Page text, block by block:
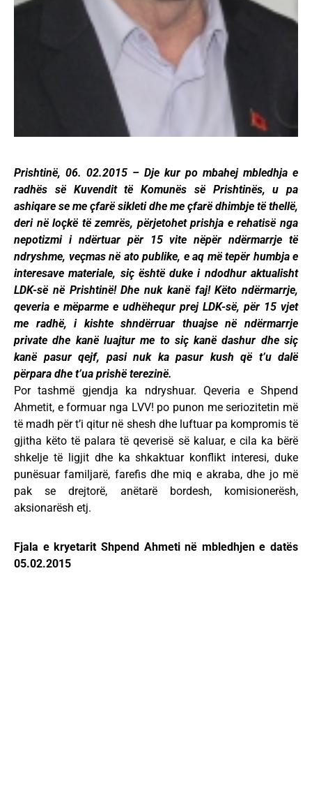
Prishtinë, 06. 02.2015 – Dje kur po mbahej mbledhja e
radhës së Kuvendit të Komunës së Prishtinës, u pa
ashiqare se me çfarë sikleti dhe me çfarë dhimbje të thellë,
deri në loçkë të zemrës, përjetohet prishja e rehatisë nga
nepotizmi i ndërtuar për 15 vite nëpër ndërmarrje të
ndryshme, veçmas në ato publike, e aq më tepër humbja e
interesave materiale, siç është duke i ndodhur aktualisht
LDK-së në Prishtinë! Dhe nuk kanë faj! Këto ndërmarrje,
qeveria e mëparme e udhëhequr prej LDK-së, për 15 vjet
me radhë, i kishte shndërruar thuajse në ndërmarrje
private dhe kanë luajtur me to siç kanë dashur dhe siç
kanë pasur qejf, pasi nuk ka pasur kush që t’u dalë
përpara dhe t’ua prishë terezinë.
Por tashmë gjendja ka ndryshuar. Qeveria e Shpend
Ahmetit, e formuar nga LVV! po punon me seriozitetin më
të madh për t’i qitur në shesh dhe luftuar pa kompromis të
gjitha këto të palara të qeverisë së kaluar, e cila ka bërë
shkelje të ligjit dhe ka shkaktuar konflikt interesi, duke
punësuar familjarë, farefis dhe miq e akraba, dhe jo më
pak se drejtorë, anëtarë bordesh, komisionerësh,
aksionarësh etj.
Fjala e kryetarit Shpend Ahmeti në mbledhjen e datës
05.02.2015